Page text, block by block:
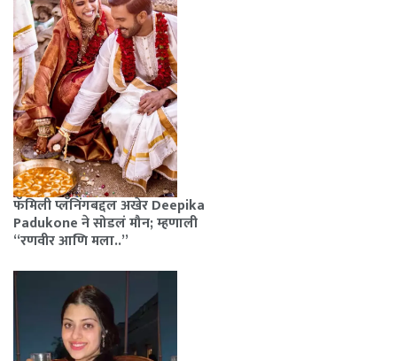
फॅमिली प्लॅनिंगबद्दल अखेर Deepika
Padukone ने सोडलं मौन; म्हणाली
“रणवीर आणि मला..”